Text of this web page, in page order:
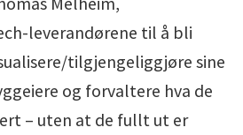
leverandørene til å bli
tilgjengeliggjøre sine
og forvaltere hva de
– uten at de fullt ut er